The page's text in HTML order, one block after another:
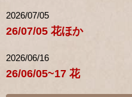
2026/07/05
26/07/05 花ほか
2026/06/16
26/06/05~17 花